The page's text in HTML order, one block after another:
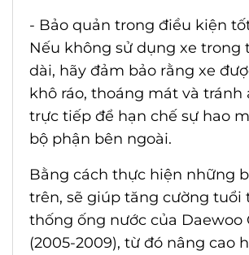
- Bảo quản trong điều kiện
Nếu không sử dụng xe trong
dài, hãy đảm bảo rằng xe
khô ráo, thoáng mát và tránh
trực tiếp để hạn chế sự hao
bộ phận bên ngoài.
Bằng cách thực hiện những
trên, sẽ giúp tăng cường tuổi
thống ống nước của Daewoo
(2005-2009), từ đó nâng cao